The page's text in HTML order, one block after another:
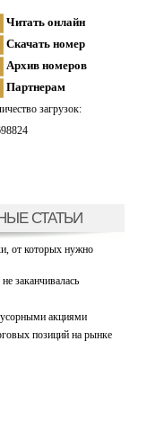
Читать онлайн
Скачать номер
Архив номеров
Партнерам
загрузок:
СТАТЬИ
от которых нужно
заканчивалась
акциями
позиций на рынке